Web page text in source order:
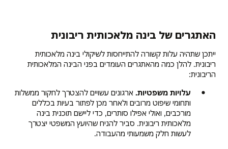
האתגרים של בינה מלאכותית ריבונית
ייתכן שתהיה עלות קשורה להתייחסות לשיקולי בינה מלאכותית
ריבונית. להלן כמה מהאתגרים העומדים בפני הבינה המלאכותית
הריבונית:
עלויות משפטיות. ארגונים עשויים להצטרך לחקור ממשלות
ותחומי שיפוט מרובים ולאחר מכן לפתור בעיות בכללים
מורכבים, ואולי אפילו סותרים, כדי ליישם תוכנית בינה
מלאכותית ריבונית. סביר להניח שהיועץ המשפטי יצטרך
לעשות חלק משמעותי מהעבודה.